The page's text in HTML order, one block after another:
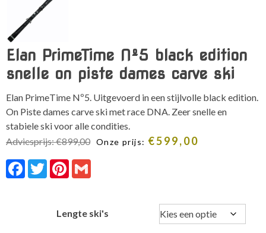
Elan PrimeTime Nº5 black edition
snelle on piste dames carve ski
Elan PrimeTime Nº5. Uitgevoerd in een stijlvolle black edition.
On Piste dames carve ski met race DNA. Zeer snelle en
stabiele ski voor alle condities.
Adviesprijs:€899,00 Onze prijs: €599,00
Facebook
TwitterPinterest
Lengte ski's